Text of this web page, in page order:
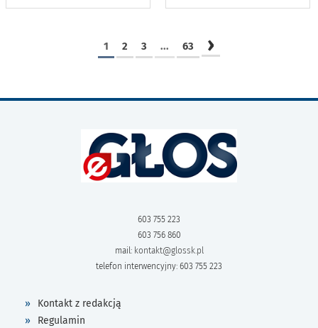
1 2 3 ... 63 ›
603 755 223
603 756 860
mail: kontakt@glossk.pl
telefon interwencyjny: 603 755 223
Kontakt z redakcją
Regulamin